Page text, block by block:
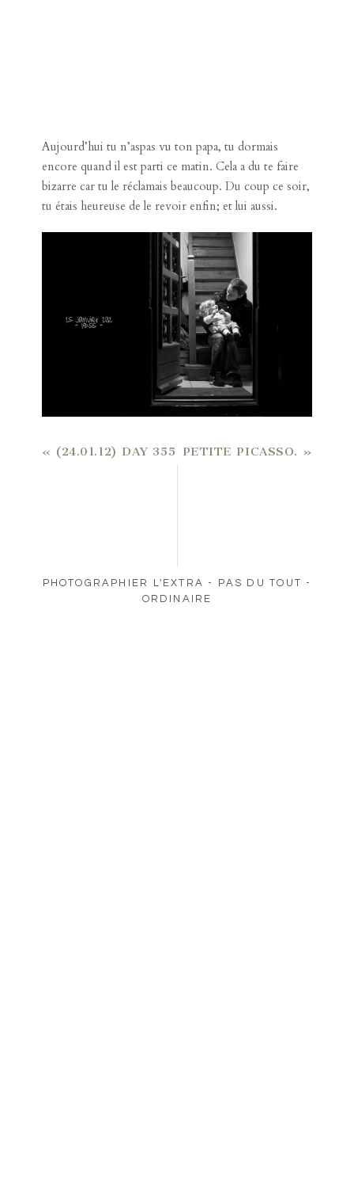
Aujourd’hui tu n’aspas vu ton papa, tu dormais
encore quand il est parti ce matin. Cela a du te faire
bizarre car tu le réclamais beaucoup. Du coup ce soir,
tu étais heureuse de le revoir enfin; et lui aussi.
« (24.01.12) DAY 355 PETITE PICASSO. »
PHOTOGRAPHIER L'EXTRA - PAS DU TOUT -
ORDINAIRE